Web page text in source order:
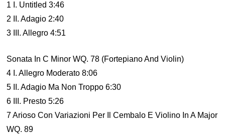
1 I. Untitled 3:46
2 II. Adagio 2:40
3 III. Allegro 4:51
Sonata In C Minor WQ. 78 (Fortepiano And Violin)
4 I. Allegro Moderato 8:06
5 II. Adagio Ma Non Troppo 6:30
6 III. Presto 5:26
7 Arioso Con Variazioni Per Il Cembalo E Violino In A Major
WQ. 89